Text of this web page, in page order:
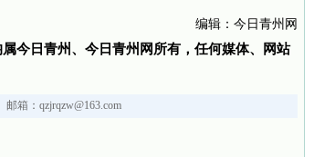
编辑：今日青州网
今日青州、今日青州网所有，任何媒体、网站
箱：qzjrqzw@163.com